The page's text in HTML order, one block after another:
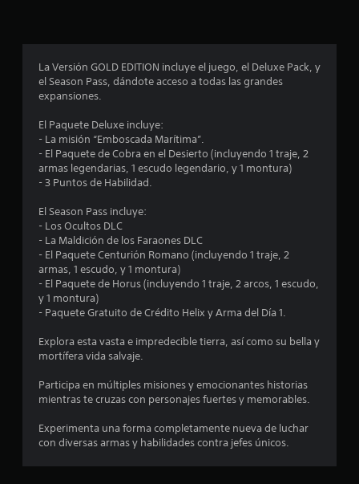
r
o
d
4
5
e
s
La Versión GOLD EDITION incluye el juego, el Deluxe Pack, y
el Season Pass, dándote acceso a todas las grandes
expansiones.
El Paquete Deluxe incluye:
- La misión “Emboscada Marítima”.
- El Paquete de Cobra en el Desierto (incluyendo 1 traje, 2
armas legendarias, 1 escudo legendario, y 1 montura)
- 3 Puntos de Habilidad.
El Season Pass incluye:
- Los Ocultos DLC
- La Maldición de los Faraones DLC
- El Paquete Centurión Romano (incluyendo 1 traje, 2
armas, 1 escudo, y 1 montura)
- El Paquete de Horus (incluyendo 1 traje, 2 arcos, 1 escudo,
y 1 montura)
- Paquete Gratuito de Crédito Helix y Arma del Día 1.
Explora esta vasta e impredecible tierra, así como su bella y
mortífera vida salvaje.
Participa en múltiples misiones y emocionantes historias
mientras te cruzas con personajes fuertes y memorables.
Experimenta una forma completamente nueva de luchar
con diversas armas y habilidades contra jefes únicos.